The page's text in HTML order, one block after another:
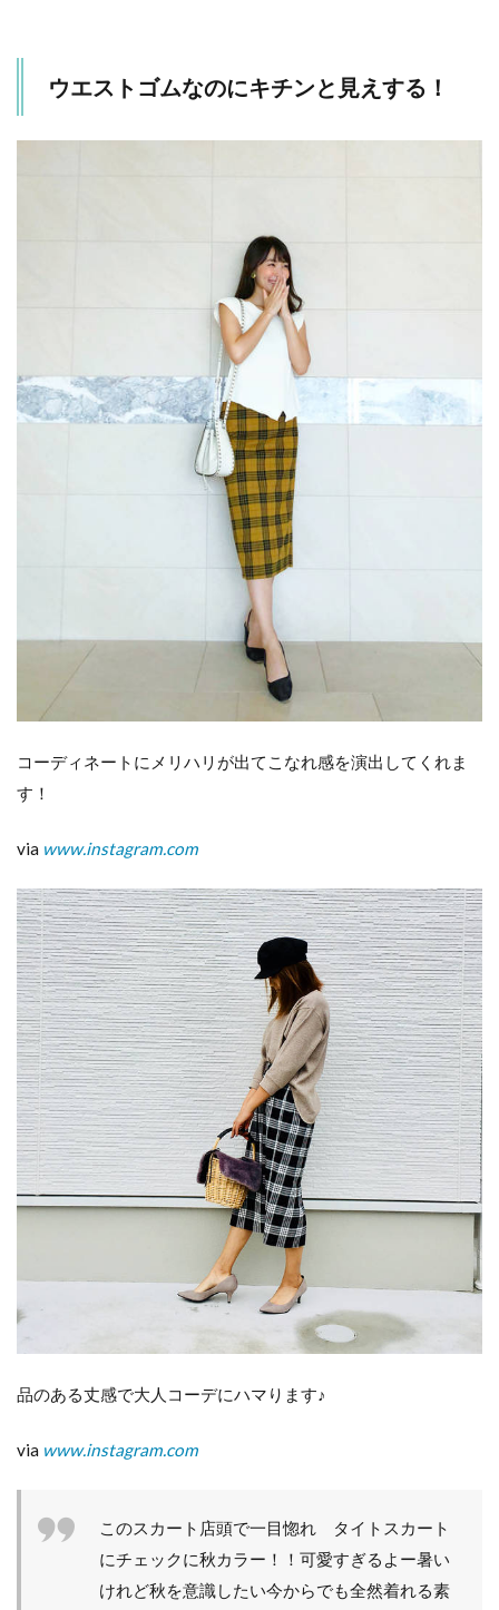
ウエストゴムなのにキチンと見えする！
コーディネートにメリハリが出てこなれ感を演出してくれま
す！
via www.instagram.com
品のある丈感で大人コーデにハマります♪
via www.instagram.com
このスカート店頭で一目惚れ タイトスカート
にチェックに秋カラー！！可愛すぎるよー暑い
けれど秋を意識したい今からでも全然着れる素